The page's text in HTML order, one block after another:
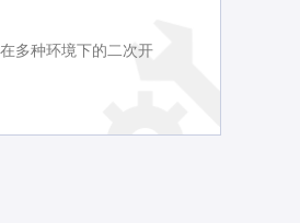
多种环境下的二次开